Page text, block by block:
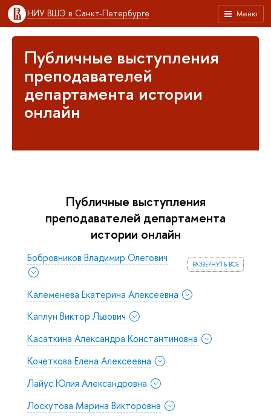
Меню
НИУ ВШЭ в Санкт-Петербурге
Публичные выступления
преподавателей
департамента истории
онлайн
Публичные выступления
преподавателей департамента
истории онлайн
развернуть все
Бобровников Владимир Олегович
Калеменева Екатерина Алексеевна
Каплун Виктор Львович
Касаткина Александра Константиновна
Кочеткова Елена Алексеевна
Лайус Юлия Александровна
Лоскутова Марина Викторовна